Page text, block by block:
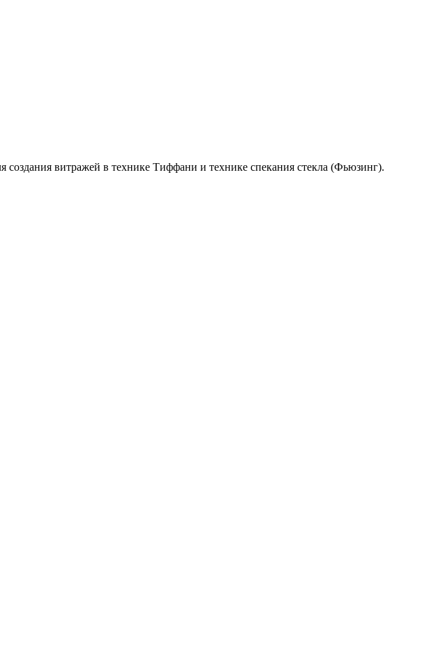
витражей в технике Тиффани и технике спекания стекла (Фьюзинг).